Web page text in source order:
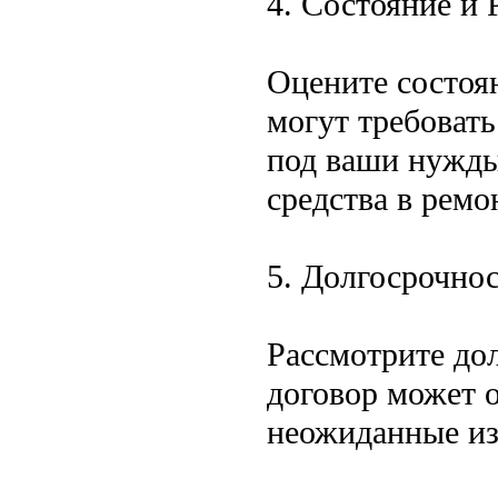
Оцените
могут
под ваши
средства в
5.
Рассмотрите
договор может
неожиданные